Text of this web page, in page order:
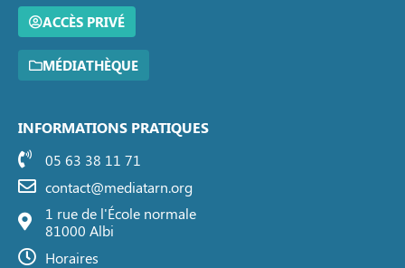
ACCÈS PRIVÉ
MÉDIATHÈQUE
INFORMATIONS PRATIQUES
05 63 38 11 71
contact@mediatarn.org
1 rue de l'École normale
81000 Albi
Horaires